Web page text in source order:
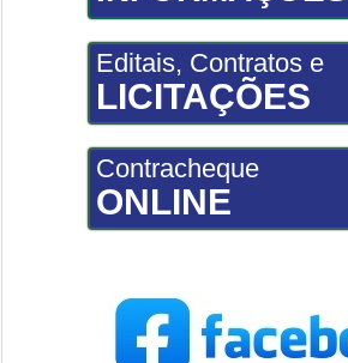
Editais, Contratos e
LICITAÇÕES
Contracheque
ONLINE